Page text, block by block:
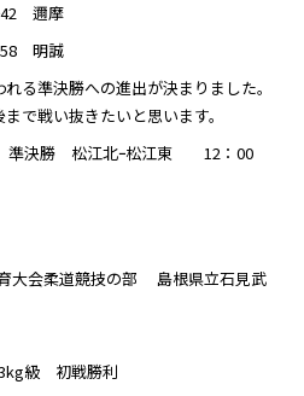
邇摩
明誠
る準決勝への進出が決まりました。
で戦い抜きたいと思います。
勝 松江北ｰ松江東 12：00
大会柔道競技の部 島根県立石見武
級 初戦勝利